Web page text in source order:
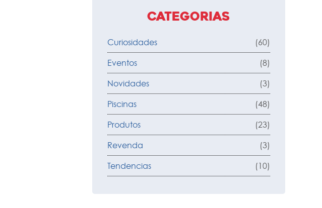
Categorias
Curiosidades (60)
Eventos (8)
Novidades (3)
Piscinas (48)
Produtos (23)
Revenda (3)
Tendencias (10)